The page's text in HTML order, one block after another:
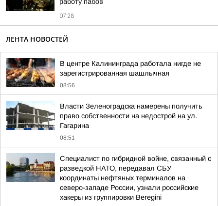
07:28
ЛЕНТА НОВОСТЕЙ
В центре Калининграда работала нигде не
зарегистрированная шашлычная
08:56
Власти Зеленоградска намерены получить
право собственности на недострой на ул.
Гагарина
08:51
Специалист по гибридной войне, связанный с
разведкой НАТО, передавал СБУ
координаты нефтяных терминалов на
северо-западе России, узнали российские
хакеры из группировки Beregini